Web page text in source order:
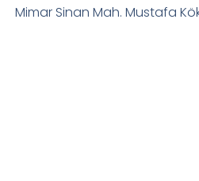
Mimar Sinan Mah. Mustafa